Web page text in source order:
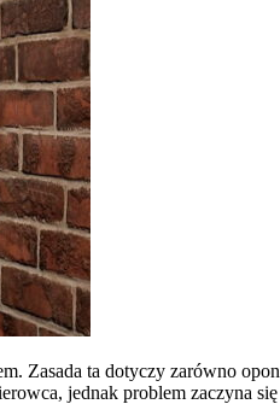
Zasada ta dotyczy zarówno
jednak problem zaczyna